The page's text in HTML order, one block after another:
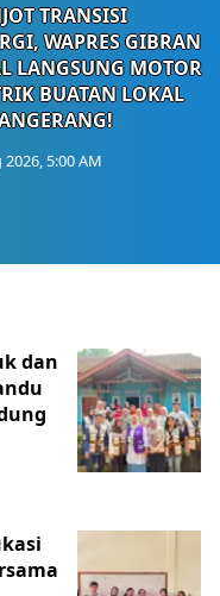
TRANSISI
WAPRES GIBRAN
LANGSUNG MOTOR
BUATAN LOKAL
2026, 5:00 AM
dan